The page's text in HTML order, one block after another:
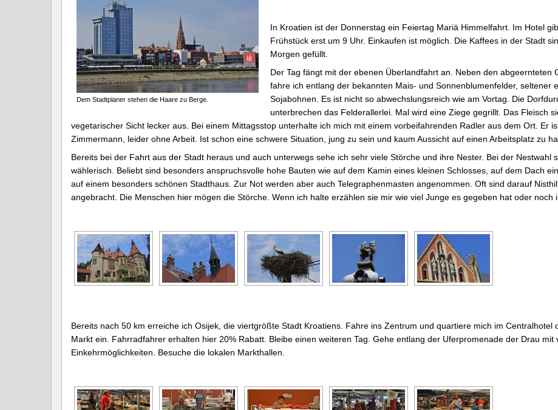
Dem Stadtplaner stehen die Haare zu Berge.
In Kroatien ist der Donnerstag ein Feiertag Mariä Himmelfahrt. Im Hotel
Frühstück erst um 9 Uhr. Einkaufen ist möglich. Die Kaffees in der Stadt
Morgen gefüllt.
Der Tag fängt mit der ebenen Überlandfahrt an. Neben den abgeernteten
fahre ich entlang der bekannten Mais- und Sonnenblumenfelder, seltener
Sojabohnen. Es ist nicht so abwechslungsreich wie am Vortag. Die
unterbrechen das Felderallerlei. Mal wird eine Ziege gegrillt. Das Fleisch
vegetarischer Sicht lecker aus. Bei einem Mittagsstop unterhalte ich mich mit einem vorbeifahrenden Radler aus dem Ort. Er
Zimmermann, leider ohne Arbeit. Ist schon eine schwere Situation, jung zu sein und kaum Aussicht auf einen Arbeitsplatz zu
Bereits bei der Fahrt aus der Stadt heraus und auch unterwegs sehe ich sehr viele Störche und ihre Nester. Bei der Nestwahl
wählerisch. Beliebt sind besonders anspruchsvolle hohe Bauten wie auf dem Kamin eines kleinen Schlosses, auf dem Dach
auf einem besonders schönen Stadthaus. Zur Not werden aber auch Telegraphenmasten angenommen. Oft sind darauf
angebracht. Die Menschen hier mögen die Störche. Wenn ich halte erzählen sie mir wie viel Junge es gegeben hat oder noch
Bereits nach 50 km erreiche ich Osijek, die viertgrößte Stadt Kroatiens. Fahre ins Zentrum und quartiere mich im Centralhotel
Markt ein. Fahrradfahrer erhalten hier 20% Rabatt. Bleibe einen weiteren Tag. Gehe entlang der Uferpromenade der Drau mit
Einkehrmöglichkeiten. Besuche die lokalen Markthallen.